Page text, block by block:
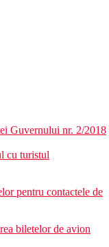
Guvernului nr. 2/2018
cu turistul
pentru contactele de
biletelor de avion